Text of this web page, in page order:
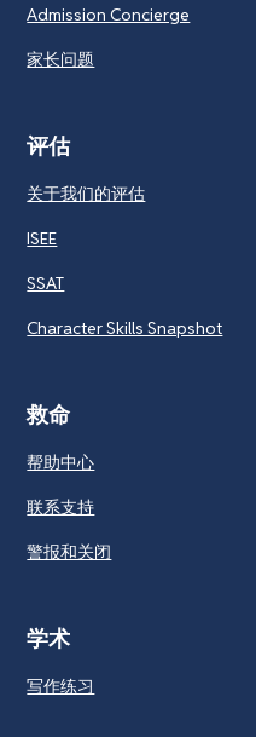
Admission Concierge
家长问题
评估
关于我们的评估
ISEE
SSAT
Character Skills Snapshot
救命
帮助中心
联系支持
警报和关闭
学术
写作练习